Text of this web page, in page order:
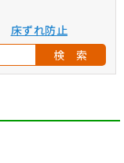
床ずれ防止
検 索